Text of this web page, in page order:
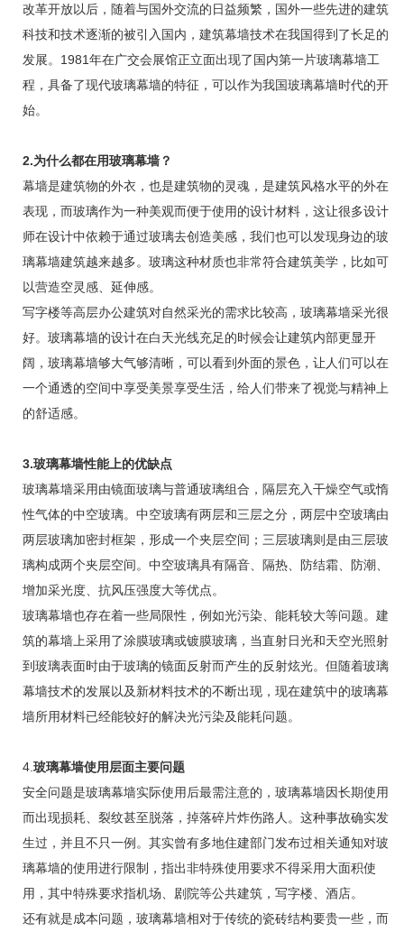
改革开放以后，随着与国外交流的日益频繁，国外一些先进的建筑
科技和技术逐渐的被引入国内，建筑幕墙技术在我国得到了长足的
发展。1981年在广交会展馆正立面出现了国内第一片玻璃幕墙工
程，具备了现代玻璃幕墙的特征，可以作为我国玻璃幕墙时代的开
始。
2.为什么都在用玻璃幕墙？
幕墙是建筑物的外衣，也是建筑物的灵魂，是建筑风格水平的外在
表现，而玻璃作为一种美观而便于使用的设计材料，这让很多设计
师在设计中依赖于通过玻璃去创造美感，我们也可以发现身边的玻
璃幕墙建筑越来越多。玻璃这种材质也非常符合建筑美学，比如可
以营造空灵感、延伸感。
写字楼等高层办公建筑对自然采光的需求比较高，玻璃幕墙采光很
好。玻璃幕墙的设计在白天光线充足的时候会让建筑内部更显开
阔，玻璃幕墙够大气够清晰，可以看到外面的景色，让人们可以在
一个通透的空间中享受美景享受生活，给人们带来了视觉与精神上
的舒适感。
3.玻璃幕墙性能上的优缺点
玻璃幕墙采用由镜面玻璃与普通玻璃组合，隔层充入干燥空气或惰
性气体的中空玻璃。中空玻璃有两层和三层之分，两层中空玻璃由
两层玻璃加密封框架，形成一个夹层空间；三层玻璃则是由三层玻
璃构成两个夹层空间。中空玻璃具有隔音、隔热、防结霜、防潮、
增加采光度、抗风压强度大等优点。
玻璃幕墙也存在着一些局限性，例如光污染、能耗较大等问题。建
筑的幕墙上采用了涂膜玻璃或镀膜玻璃，当直射日光和天空光照射
到玻璃表面时由于玻璃的镜面反射而产生的反射炫光。但随着玻璃
幕墙技术的发展以及新材料技术的不断出现，现在建筑中的玻璃幕
墙所用材料已经能较好的解决光污染及能耗问题。
4. 玻璃幕墙使用层面主要问题
安全问题是玻璃幕墙实际使用后最需注意的，玻璃幕墙因长期使用
而出现损耗、裂纹甚至脱落，掉落碎片炸伤路人。这种事故确实发
生过，并且不只一例。其实曾有多地住建部门发布过相关通知对玻
璃幕墙的使用进行限制，指出非特殊使用要求不得采用大面积使
用，其中特殊要求指机场、剧院等公共建筑，写字楼、酒店。
还有就是成本问题，玻璃幕墙相对于传统的瓷砖结构要贵一些，而